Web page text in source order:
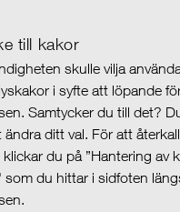
till kakor
skulle vilja
i syfte att löpande
Samtycker du till det?
ändra ditt val. För att
du på ”Hantering av
som du hittar i sidfoten